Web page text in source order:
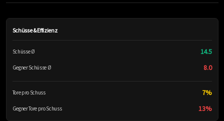
Schüsse & Effizienz
Schüsse Ø 14.5
Gegner Schüsse Ø 8.0
Tore pro Schuss 7%
Gegner Tore pro Schuss 13%